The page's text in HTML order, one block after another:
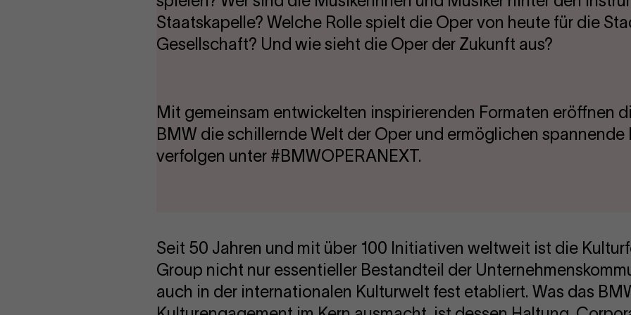
Staatskapelle? Welche Rolle spielt die Oper von heute für die
Gesellschaft? Und wie sieht die Oper der Zukunft aus?
Mit gemeinsam entwickelten inspirierenden Formaten eröffnen
BMW die schillernde Welt der Oper und ermöglichen spannende
verfolgen unter #BMWOPERANEXT.
Seit 50 Jahren und mit über 100 Initiativen weltweit ist die
Group nicht nur essentieller Bestandteil der
auch in der internationalen Kulturwelt fest etabliert. Was das